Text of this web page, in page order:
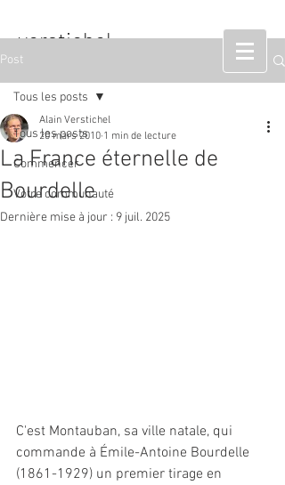
verstichel
sculpteur
Post
Tous les posts
Commencer
Votre communauté
Tous les posts
La France éternelle de
Bourdelle
Alain Verstichel
20 mars 2010 1 min de lecture
Dernière mise à jour : 9 juil. 2025
C'est Montauban, sa ville natale, qui
commande à Émile-Antoine Bourdelle
(1861-1929) un premier tirage en